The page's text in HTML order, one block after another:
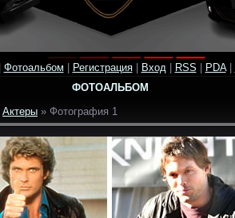
Фотоальбом Регистрация| Вход| RSS PDA|
ФОТОАЛЬБОМ
Актеры » Фотография 1